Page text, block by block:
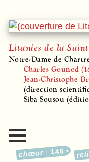
Litanies de la
Notre-Dame de
Charles Gounod
Jean-Christophe
(direction
Siba Sousou
chœur 146